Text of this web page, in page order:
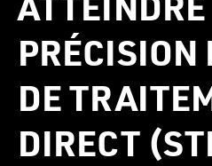
PRÉCISION
DE
DIRECT